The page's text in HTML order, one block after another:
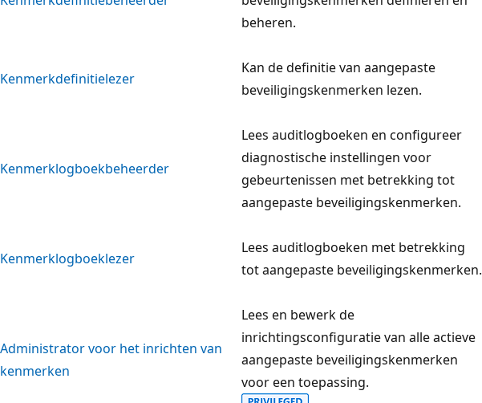
beheren.
Kenmerkdefinitielezer
Kan de definitie van aangepaste
beveiligingskenmerken lezen.
Kenmerklogboekbeheerder
Lees auditlogboeken en configureer
diagnostische instellingen voor
gebeurtenissen met betrekking tot
aangepaste beveiligingskenmerken.
Kenmerklogboeklezer
Lees auditlogboeken met betrekking
tot aangepaste beveiligingskenmerken.
Administrator voor het inrichten van
kenmerken
Lees en bewerk de
inrichtingsconfiguratie van alle actieve
aangepaste beveiligingskenmerken
voor een toepassing.